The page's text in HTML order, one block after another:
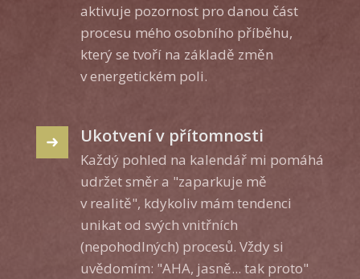
aktivuje pozornost pro danou část
procesu mého osobního příběhu,
který se tvoří na základě změn
v energetickém poli.
Ukotvení v přítomnosti
Každý pohled na kalendář mi pomáhá
udržet směr a "zaparkuje mě
v realitě", kdykoliv mám tendenci
unikat od svých vnitřních
(nepohodlných) procesů. Vždy si
uvědomím: "AHA, jasně... tak proto"